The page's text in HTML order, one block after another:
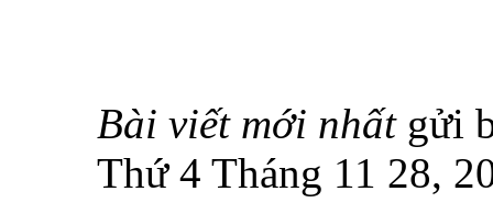
Bài viết mới nhất gửi
Thứ 4 Tháng 11 28,